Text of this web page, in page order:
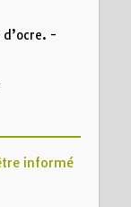
-
informé